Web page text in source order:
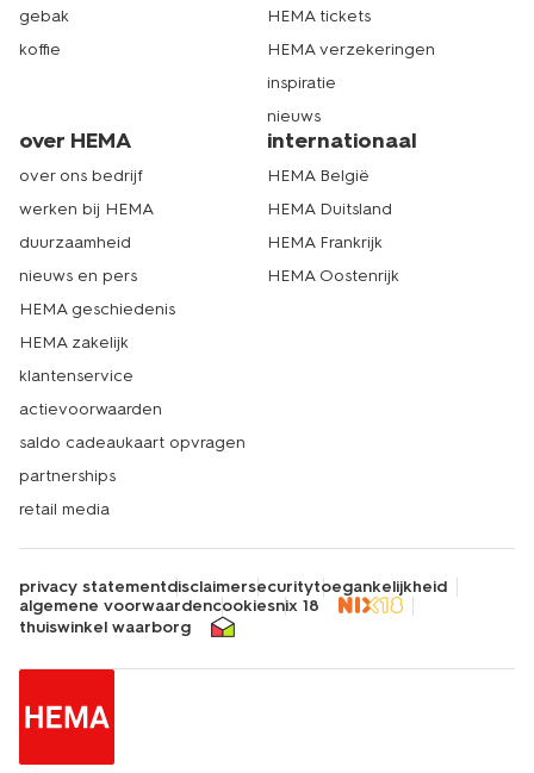
gebak
koffie
HEMA tickets
HEMA verzekeringen
inspiratie
nieuws
over HEMA
over ons bedrijf
werken bij HEMA
duurzaamheid
nieuws en pers
HEMA geschiedenis
HEMA zakelijk
klantenservice
actievoorwaarden
saldo cadeaukaart opvragen
partnerships
retail media
internationaal
HEMA België
HEMA Duitsland
HEMA Frankrijk
HEMA Oostenrijk
privacy statementdisclaimersecuritytoegankelijkheid
algemene voorwaardencookiesnix 18
thuiswinkel waarborg